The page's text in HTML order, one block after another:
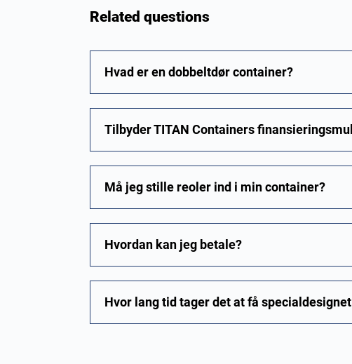
Related questions
Hvad er en dobbeltdør container?
Tilbyder TITAN Containers
Må jeg stille reoler ind i min container?
Hvordan kan jeg betale?
Hvor lang tid tager det at få